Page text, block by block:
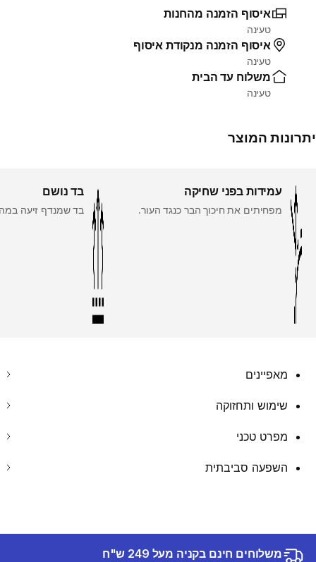
איסוף הזמנה מהחנות
טעינה
איסוף הזמנה מנקודת איסוף
טעינה
משלוח עד הבית
טעינה
יתרונות המוצר
עמידות בפני שחיקה
מפחיתים את חיכוך הבר כנגד העור.
בד נושם
בד שמנדף זיעה
מאפיינים
שימוש ותחזוקה
מפרט טכני
השפעה סביבתית
משלוחים חינם בקניה מעל 249 ש"ח